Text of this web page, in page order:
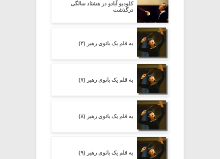
کلودیو آبادو در هشتاد سالگی
درگذشت
به قلم یک بانوی رهبر (۴)
به قلم یک بانوی رهبر (۷)
به قلم یک بانوی رهبر (۸)
به قلم یک بانوی رهبر (۹)